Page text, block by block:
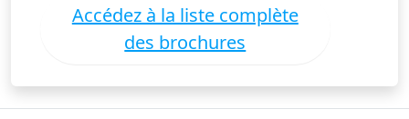
Accédez à la liste complète
des brochures